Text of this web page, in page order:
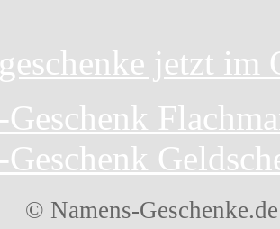
jetzt
Geschenk
Geschenk
© Namens-